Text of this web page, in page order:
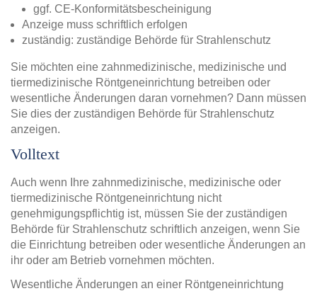
ggf. CE-Konformitätsbescheinigung
Anzeige muss schriftlich erfolgen
zuständig: zuständige Behörde für Strahlenschutz
Sie möchten eine zahnmedizinische, medizinische und
tiermedizinische Röntgeneinrichtung betreiben oder
wesentliche Änderungen daran vornehmen? Dann müssen
Sie dies der zuständigen Behörde für Strahlenschutz
anzeigen.
Volltext
Auch wenn Ihre zahnmedizinische, medizinische oder
tiermedizinische Röntgeneinrichtung nicht
genehmigungspflichtig ist, müssen Sie der zuständigen
Behörde für Strahlenschutz schriftlich anzeigen, wenn Sie
die Einrichtung betreiben oder wesentliche Änderungen an
ihr oder am Betrieb vornehmen möchten.
Wesentliche Änderungen an einer Röntgeneinrichtung